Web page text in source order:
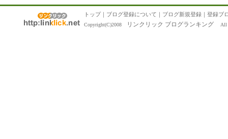
トップ｜ ブログ登録について ｜ ブログ新規登録 ｜ 登録ブ
Copyright(C)2008 リンクリック ブログランキング All